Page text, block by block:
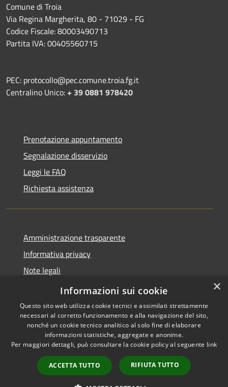
Comune di Troia
Via Regina Margherita, 80 - 71029 - FG
Codice Fiscale: 80003490713
Partita IVA: 00405560715
PEC: protocollo@pec.comune.troia.fg.it
Centralino Unico:+ 39 0881 978420
Prenotazione appuntamento
Segnalazione disservizio
Leggi le FAQ
Richiesta assistenza
Amministrazione trasparente
Informativa privacy
Note legali
Dichiarazione di accessibilità
Accessibilità
Copyright © 2026 • Comune di
Troia • Powered by
Municipium•
Accesso
redazione
×
Informazioni sui cookie
Questo sito web utilizza cookie tecnici e assimilati strettamente
necessari al corretto funzionamento e alla navigazione del sito,
nonché un cookie tecnico analitico al solo fine di elaborare
informazioni statistiche, aggregate e anonime.
Per maggiori dettagli, può consultare la cookie policy al seguente link
ACCETTA TUTTO RIFIUTA TUTTO